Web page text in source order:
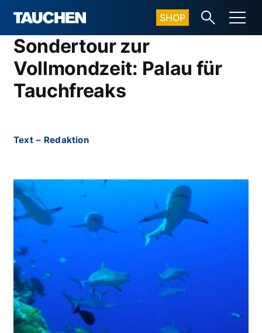
SHOP
Sondertour zur
Vollmondzeit: Palau für
Tauchfreaks
Text – Redaktion